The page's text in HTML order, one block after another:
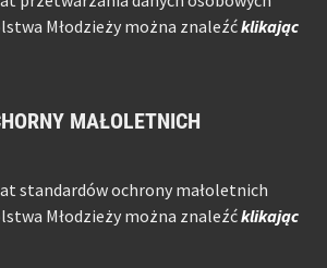
Młodzieży można znaleźćklikając
MAŁOLETNICH
standardów ochrony małoletnich
Młodzieży można znaleźćklikając